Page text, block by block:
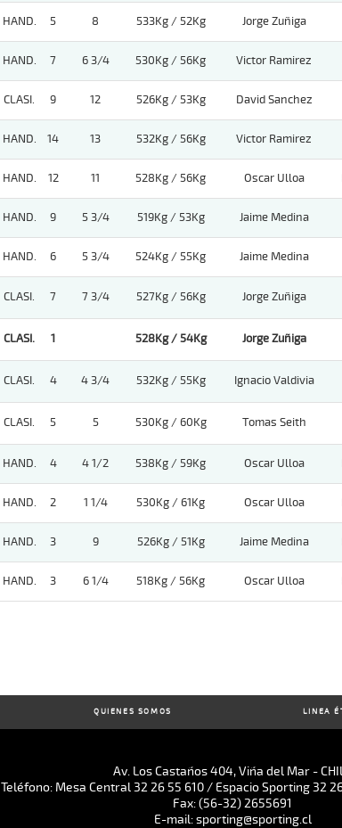
HAND. 5 8 533Kg / 52Kg Jorge Zuñiga
HAND. 7 6 3/4 530Kg / 56Kg Victor Ramirez
CLASI. 9 12 526Kg / 53Kg David Sanchez
HAND. 14 13 532Kg / 56Kg Victor Ramirez
HAND. 12 11 528Kg / 56Kg Oscar Ulloa
HAND. 9 5 3/4 519Kg / 53Kg Jaime Medina
HAND. 6 5 3/4 524Kg / 55Kg Jaime Medina
CLASI. 7 7 3/4 527Kg / 56Kg Jorge Zuñiga
CLASI. 1 528Kg / 54Kg Jorge Zuñiga
CLASI. 4 4 3/4 532Kg / 55Kg Ignacio Valdivia
CLASI. 5 5 530Kg / 60Kg Tomas Seith
HAND. 4 4 1/2 538Kg / 59Kg Oscar Ulloa
HAND. 2 1 1/4 530Kg / 61Kg Oscar Ulloa
HAND. 3 9 526Kg / 51Kg Jaime Medina
HAND. 3 6 1/4 518Kg / 56Kg Oscar Ulloa
QUIENES SOMOS LINEA
Av. Los Castaños 404, Viña del Mar -
Teléfono: Mesa Central 32 26 55 610 / Espacio Sporting 32
Fax: (56-32) 2655691
E-mail: sporting@sporting.cl